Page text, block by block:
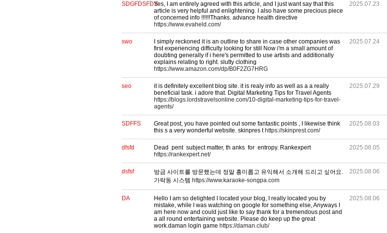
SDGFDSFDSYes, I am entirely agreed with this article, and I just want say that this
article is very helpful and enlightening. I also have some precious piece
of concerned info !!!!!!Thanks. advance health directive
https://www.evaheld.com/
2025.07.23
swo
I simply reckoned it is an outline to share in case other companies was
first experiencing difficulty looking for still Now i'm a small amount of
doubting generally if i here's permitted to use artists and additionally
explains relating to right. slutty clothing
https://www.amazon.com/dp/B0F2ZG7HRG
2025.07.24
seo
it is definitely excellent blog site. it is realy info as well as a a really
beneficial task. i adore that. Digital Marketing Tips for Travel Agents
https://blogs.lordstravelsonline.com/10-digital-marketing-tips-for-travel-
agents/
2025.07.29
SDFFS
Great post, you have pointed out some fantastic points , I likewise think
this s a very wonderful website. skinpres t https://skinprest.com/
2025.08.03
dfsfd
Dead pent subject matter, th anks for entropy. Rankexpert
https://rankexpert.net/
2025.08.05
dsfsf
방금 사이트를 방문했는데 정말 흥미롭고 유익해서 소개해 드리고 싶어요.
가락동 시스템 https://www.karaoke-songpa.com
2025.08.06
DA
Hello I am so delighted I located your blog, I really located you by
mistake, while I was watching on google for something else, Anyways I
am here now and could just like to say thank for a tremendous post and
a all round entertaining website. Please do keep up the great
work.daman login game https://daman.club/
2025.08.06